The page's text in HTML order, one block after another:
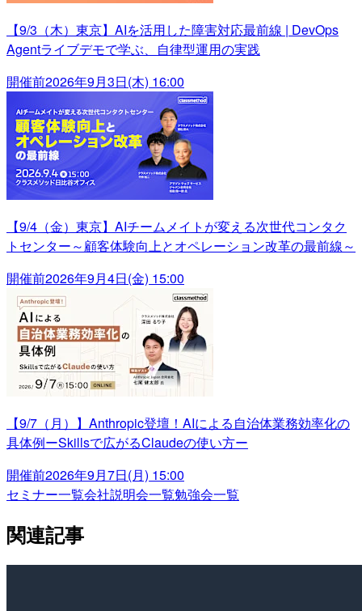
【9/3（木）東京】AIを活用した障害対応最前線 | DevOps
Agentライブデモで学ぶ、自律型運用の実践
開催前2026年9月3日(木) 16:00
【9/4（金）東京】AIチームメイトが変える次世代コンタク
トセンター～顧客体験向上とオペレーション改革の最前線～
開催前2026年9月4日(金) 15:00
【9/7（月）】Anthropic登壇！AIによる自治体業務効率化の
具体例ーSkillsで広がるClaudeの使い方ー
開催前2026年9月7日(月) 15:00
セミナー一覧会社説明会一覧勉強会一覧
関連記事